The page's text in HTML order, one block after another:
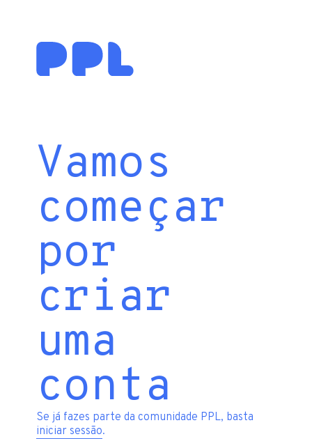
Vamos
começar
por
criar
uma
conta
Se já fazes parte da comunidade PPL, basta
iniciar sessão.